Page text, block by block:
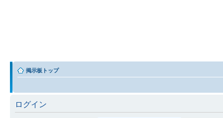
掲示板トップ
ログイン